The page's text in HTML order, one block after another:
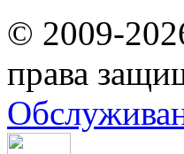
© 2009-
права